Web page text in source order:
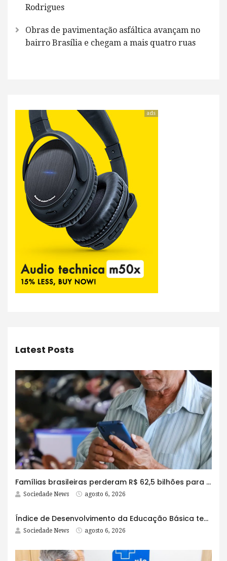
Rodrigues
Obras de pavimentação asfáltica avançam no
bairro Brasília e chegam a mais quatro ruas
ads
Latest Posts
Famílias brasileiras perderam R$ 62,5 bilhões para bets em 2025
Sociedade News agosto 6, 2026
Índice de Desenvolvimento da Educação Básica tem elevação em todas as etapas
Sociedade News agosto 6, 2026